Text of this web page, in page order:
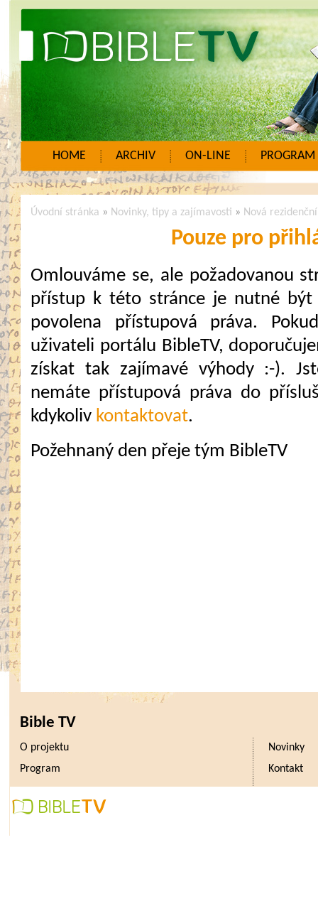
HOME ARCHIV ON-LINE PROGRAM
Úvodní stránka » Novinky, tipy a zajímavosti » Nová
Pouze pro
Omlouváme se, ale požadovanou
přístup k této stránce je nutné
povolena přístupová práva.
uživateli portálu BibleTV,
získat tak zajímavé výhody :-).
nemáte přístupová práva do
kdykoliv kontaktovat.
Požehnaný den přeje tým BibleTV
Bible TV
O projektu
Novinky
Program
Kontakt